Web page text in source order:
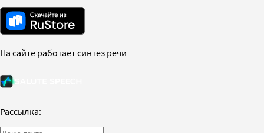
На сайте работает синтез речи
Рассылка: